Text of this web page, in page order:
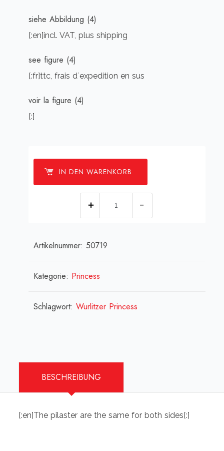
siehe Abbildung (4)
[:en]incl. VAT, plus shipping
see figure (4)
[:fr]ttc, frais d´expedition en sus
voir la figure (4)
[:]
IN DEN WARENKORB
Princess
-
haut
-
Princess
Artikelnummer:50719
Kategorie: Princess
Schlagwort:Wurlitzer Princess
BESCHREIBUNG
[:en]The pilaster are the same for both sides[:]